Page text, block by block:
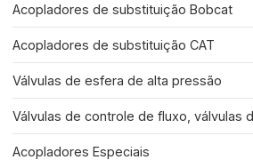
Acopladores de substituição Bobcat
Acopladores de substituição CAT
Válvulas de esfera de alta pressão
Válvulas de controle de fluxo, válvulas
Acopladores Especiais